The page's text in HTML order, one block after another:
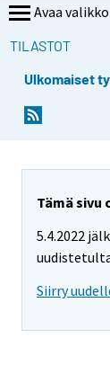
Avaa valikko
TILASTOT
Ulkomaiset
Tämä sivu
5.4.2022
Siirry